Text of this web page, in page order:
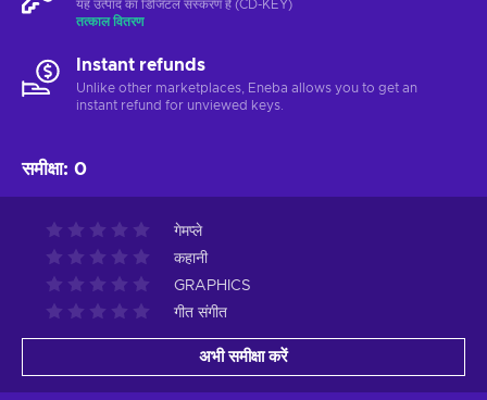
यह उत्पाद का डिजिटल संस्करण है (CD-KEY)
तत्काल वितरण
Instant refunds
Unlike other marketplaces, Eneba allows you to get an
instant refund for unviewed keys.
समीक्षा: 0
गेमप्ले
कहानी
GRAPHICS
गीत संगीत
अभी समीक्षा करें